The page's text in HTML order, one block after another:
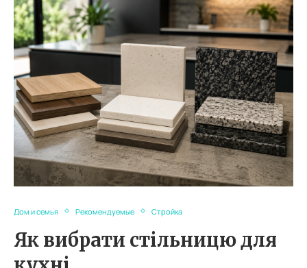
Дом и семья Рекомендуемые Стройка
Як вибрати стільницю для